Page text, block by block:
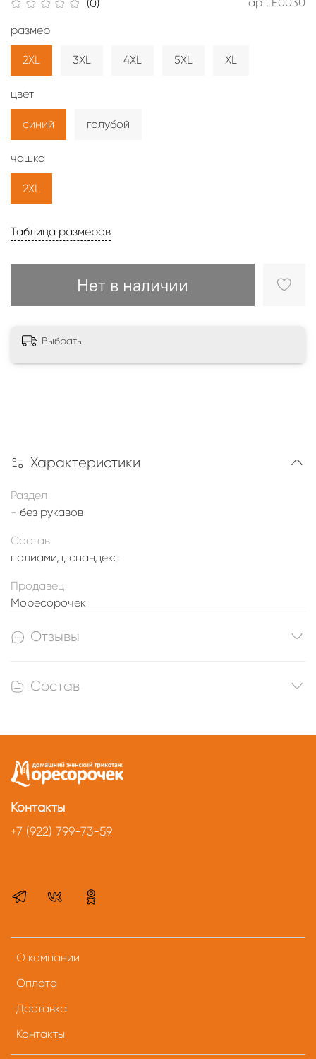
(0)
Таблица размеров
Нет в наличии
размер
2XL 3XL 4XL 5XL XL
цвет
синий голубой
чашка
2XL
Выбрать
Характеристики
Раздел
- без рукавов
Состав
полиамид, спандекс
Продавец
Моресорочек
Отзывы
Состав
О компании
Оплата
Доставка
Контакты
Контакты
+7 (922) 799-73-59